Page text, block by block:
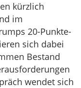
kürzlich
im
20-Punkte-
sich dabei
Bestand
wendet sich